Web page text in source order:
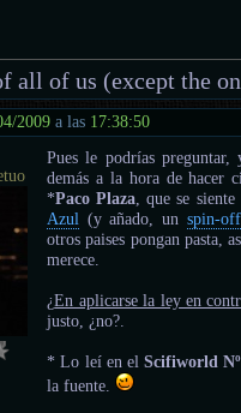
all of us (except the
2009 a las 17:38:50
Pues le podrías
demás a la hora de hacer
*Paco Plaza , que se
Azul (y añado, un spin-off
otros paises pongan pasta,
merece.
¿En aplicarse la ley en
justo, ¿no?.
* Lo leí en elScifiworld
la fuente.